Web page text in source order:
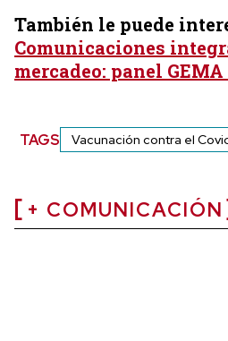
También le puede
Comunicaciones
mercadeo: panel GEMA
TAGS Vacunación contra el
+ COMUNICACIÓN